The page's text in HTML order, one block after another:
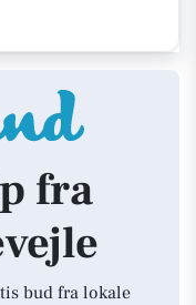
fra
bud fra lokale